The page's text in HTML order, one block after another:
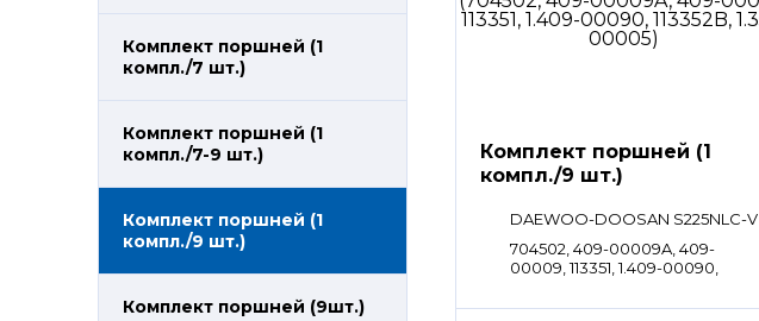
Комплект поршней (1
компл./7 шт.)
Комплект поршней (1
компл./7-9 шт.)
Комплект поршней (1
компл./9 шт.)
Комплект поршней (9шт.)
Комплект поршней (1
компл./9 шт.)
DAEWOO-DOOSAN S225NLC-V
704502, 409-00009A, 409-
00009, 113351, 1.409-00090,